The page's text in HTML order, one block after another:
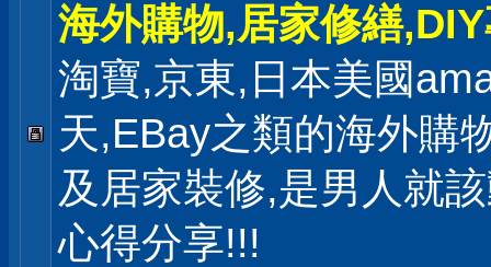
海外購物,居家修繕
淘寶,京東,日本美國
天,EBay之類的海外購
及居家裝修,是男人就
心得分享!!!